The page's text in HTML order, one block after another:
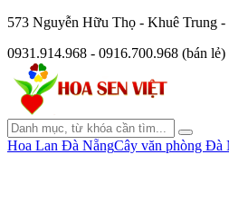
573 Nguyễn Hữu Thọ - Khuê Trung
0931.914.968 - 0916.700.968 (bán
Hoa Lan Đà NẵngCây văn phòng Đà